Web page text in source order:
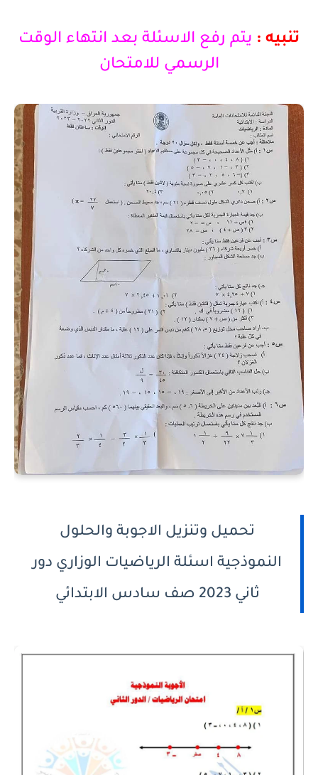
تنبيه : يتم رفع الاسئلة بعد انتهاء الوقت
الرسمي للامتحان
تحميل وتنزيل الاجوبة والحلول
النموذجية اسئلة الرياضيات الوزاري دور
ثاني 2023 صف سادس الابتدائي